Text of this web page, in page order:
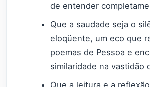
de entender
Que a saudade seja o
eloqüente, um eco que
poemas de Pessoa e
similaridade na vastidão